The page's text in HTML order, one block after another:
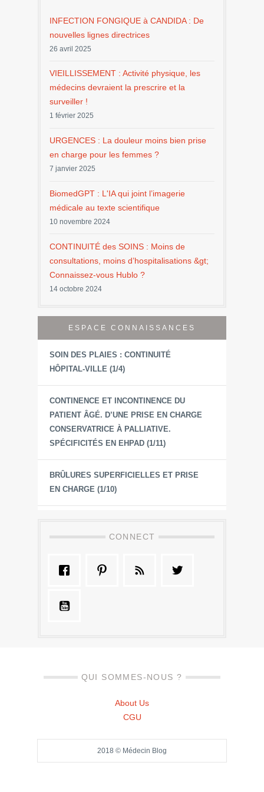
INFECTION FONGIQUE à CANDIDA : De
nouvelles lignes directrices
26 avril 2025
VIEILLISSEMENT : Activité physique, les
médecins devraient la prescrire et la
surveiller !
1 février 2025
URGENCES : La douleur moins bien prise
en charge pour les femmes ?
7 janvier 2025
BiomedGPT : L'IA qui joint l’imagerie
médicale au texte scientifique
10 novembre 2024
CONTINUITÉ des SOINS : Moins de
consultations, moins d’hospitalisations &gt;
Connaissez-vous Hublo ?
14 octobre 2024
ESPACE CONNAISSANCES
SOIN DES PLAIES : CONTINUITÉ
HÔPITAL-VILLE (1/4)
CONTINENCE ET INCONTINENCE DU
PATIENT ÂGÉ. D’UNE PRISE EN CHARGE
CONSERVATRICE À PALLIATIVE.
SPÉCIFICITÉS EN EHPAD (1/11)
BRÛLURES SUPERFICIELLES ET PRISE
EN CHARGE (1/10)
CONNECT
QUI SOMMES-NOUS ?
About Us
CGU
2018 © Médecin Blog